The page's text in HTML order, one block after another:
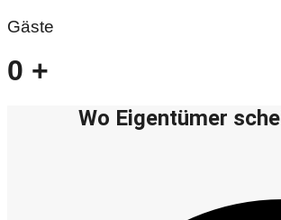
Gäste
0 +
Wo Eigentümer